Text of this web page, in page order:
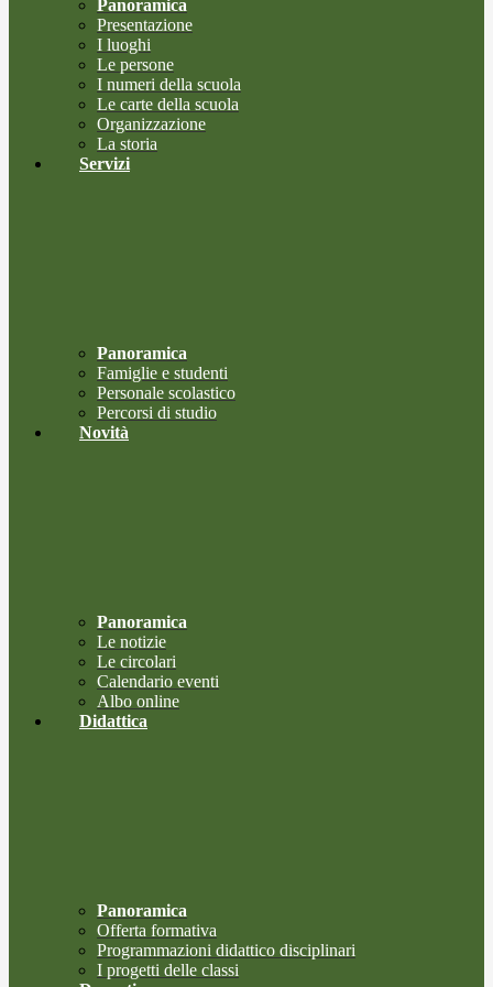
Panoramica
Presentazione
I luoghi
Le persone
I numeri della scuola
Le carte della scuola
Organizzazione
La storia
Servizi
Panoramica
Famiglie e studenti
Personale scolastico
Percorsi di studio
Novità
Panoramica
Le notizie
Le circolari
Calendario eventi
Albo online
Didattica
Panoramica
Offerta formativa
Programmazioni didattico disciplinari
I progetti delle classi